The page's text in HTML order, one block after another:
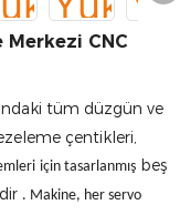
Merkezi CNC
tüm düzgün ve
çentikleri,
için tasarlanmış beş
. Makine, her servo